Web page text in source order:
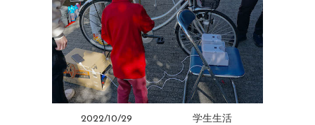
2022/10/29 学生生活